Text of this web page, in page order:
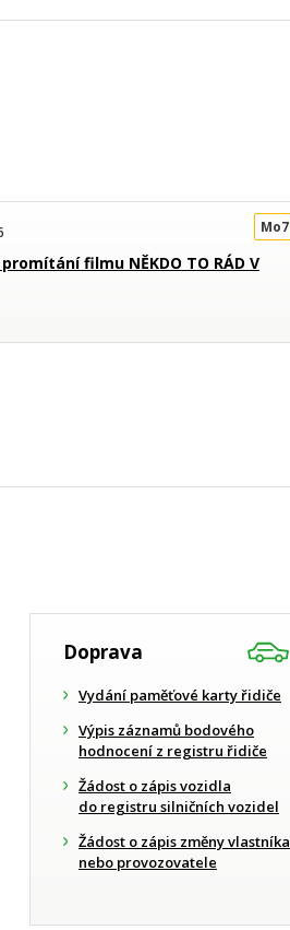
Mo7
filmu NĚKDO TO RÁD V
Doprava
Vydání paměťové karty řidiče
Výpis záznamů bodového
hodnocení z registru řidiče
Žádost o zápis vozidla
do registru silničních vozidel
Žádost o zápis změny vlastníka
nebo provozovatele